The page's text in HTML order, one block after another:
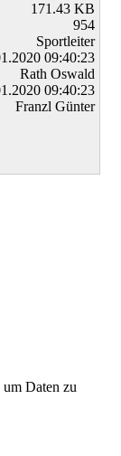
171.43 KB
954
Sportleiter
09:40:23
Rath Oswald
09:40:23
Franzl Günter
Daten zu